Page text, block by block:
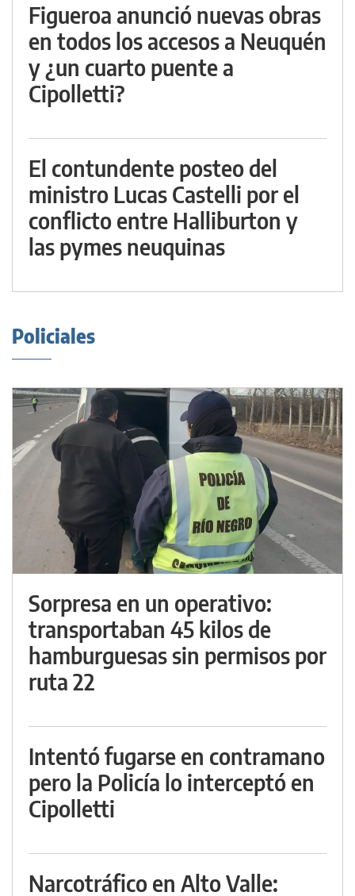
Figueroa anunció nuevas obras
en todos los accesos a Neuquén
y ¿un cuarto puente a
Cipolletti?
El contundente posteo del
ministro Lucas Castelli por el
conflicto entre Halliburton y
las pymes neuquinas
Policiales
Sorpresa en un operativo:
transportaban 45 kilos de
hamburguesas sin permisos por
ruta 22
Intentó fugarse en contramano
pero la Policía lo interceptó en
Cipolletti
Narcotráfico en Alto Valle: